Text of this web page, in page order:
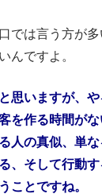
では言う方が
んですよ。
いますが、や
を作る時間が
人の真似、単
、そして行動
ことですね。